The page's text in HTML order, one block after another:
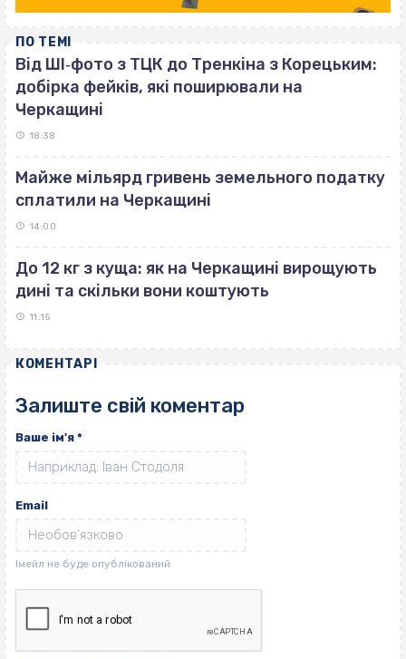
ПО ТЕМІ
Від ШІ‐фото з ТЦК до Тренкіна з Корецьким:
добірка фейків, які поширювали на
Черкащині
18:38
Майже мільярд гривень земельного податку
сплатили на Черкащині
14:00
До 12 кг з куща: як на Черкащині вирощують
дині та скільки вони коштують
11:15
КОМЕНТАРІ
Залиште свій коментар
Ваше ім'я *
Email